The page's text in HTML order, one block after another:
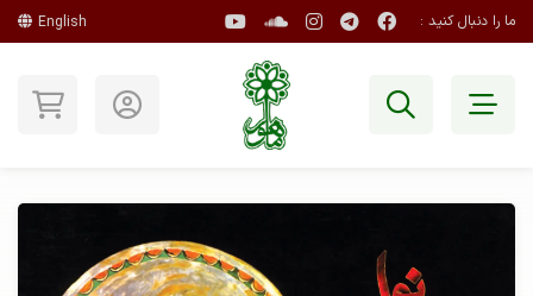
ما را دنبال کنید : English